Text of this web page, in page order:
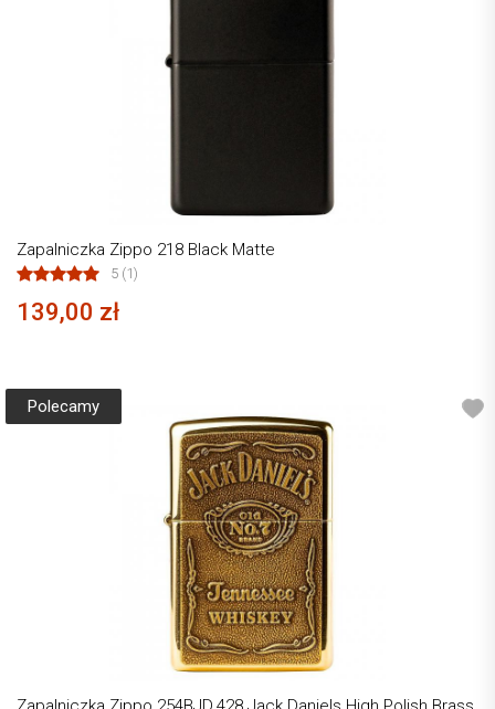
Zapalniczka Zippo 218 Black Matte
5 (1)
139,00 zł
Polecamy